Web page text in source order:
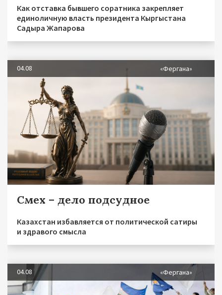
Как отставка бывшего соратника закрепляет
единоличную власть президента Кыргыстана
Садыра Жапарова
04.08 «Фергана»
Смех – дело подсудное
Казахстан избавляется от политической сатиры
и здравого смысла
04.08 «Фергана»